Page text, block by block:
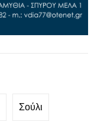
Σούλι